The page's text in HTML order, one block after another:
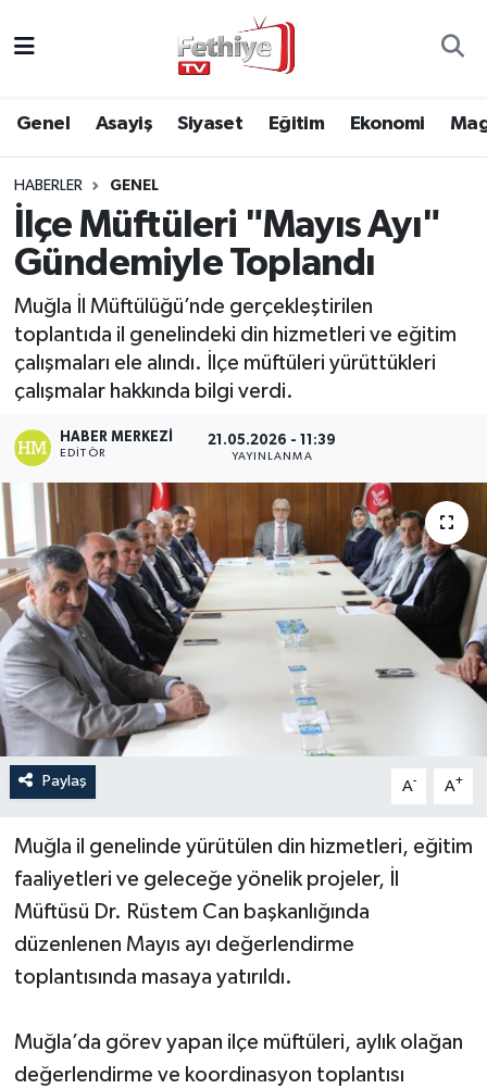
Genel Asayiş Siyaset Eğitim Ekonomi
HABERLER GENEL
İlçe Müftüleri "Mayıs Ayı"
Gündemiyle Toplandı
Muğla İl Müftülüğü’nde gerçekleştirilen
toplantıda il genelindeki din hizmetleri ve eğitim
çalışmaları ele alındı. İlçe müftüleri yürüttükleri
çalışmalar hakkında bilgi verdi.
HABER MERKEZI
EDITÖR
21.05.2026 - 11:39
YAYINLANMA
Paylaş A- A+
Muğla il genelinde yürütülen din hizmetleri, eğitim
faaliyetleri ve geleceğe yönelik projeler, İl
Müftüsü Dr. Rüstem Can başkanlığında
düzenlenen Mayıs ayı değerlendirme
toplantısında masaya yatırıldı.
Muğla’da görev yapan ilçe müftüleri, aylık olağan
değerlendirme ve koordinasyon toplantısı
Asayiş
Eğitim
Ekonomi
Kültür
Turizm
Muğla Hava Durumu
Muğla Namaz Vakitleri
Muğla Trafik Yoğunluk Haritası
Süper Lig Puan Durumu ve Fikstür
Tüm Manşetler